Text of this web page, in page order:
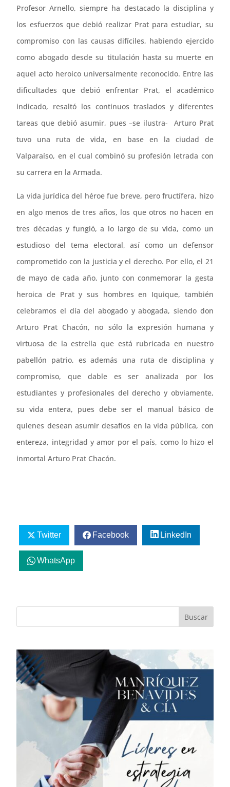
Profesor Arnello, siempre ha destacado la disciplina y
los esfuerzos que debió realizar Prat para estudiar, su
compromiso con las causas difíciles, habiendo ejercido
como abogado desde su titulación hasta su muerte en
aquel acto heroico universalmente reconocido. Entre las
dificultades que debió enfrentar Prat, el académico
indicado, resaltó los continuos traslados y diferentes
tareas que debió asumir, pues –se ilustra- Arturo Prat
tuvo una ruta de vida, en base en la ciudad de
Valparaíso, en el cual combinó su profesión letrada con
su carrera en la Armada.
La vida jurídica del héroe fue breve, pero fructífera, hizo
en algo menos de tres años, los que otros no hacen en
tres décadas y fungió, a lo largo de su vida, como un
estudioso del tema electoral, así como un defensor
comprometido con la justicia y el derecho. Por ello, el 21
de mayo de cada año, junto con conmemorar la gesta
heroica de Prat y sus hombres en Iquique, también
celebramos el día del abogado y abogada, siendo don
Arturo Prat Chacón, no sólo la expresión humana y
virtuosa de la estrella que está rubricada en nuestro
pabellón patrio, es además una ruta de disciplina y
compromiso, que dable es ser analizada por los
estudiantes y profesionales del derecho y obviamente,
su vida entera, pues debe ser el manual básico de
quienes desean asumir desafíos en la vida pública, con
entereza, integridad y amor por el país, como lo hizo el
inmortal Arturo Prat Chacón.
Twitter Facebook LinkedIn
WhatsApp